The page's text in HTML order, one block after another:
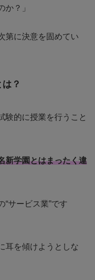
か？」
第に決意を固めてい
？
験的に授業を行うこと
新学園とはまったく違
“サービス業”です
耳を傾けようとしな